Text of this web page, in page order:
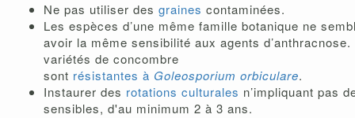
Ne pas utiliser des graines contaminées.
Les espèces d’une même famille botanique ne
avoir la même sensibilité aux agents
variétés de concombre
sont résistantes à Goleosporium orbiculare.
Instaurer des rotations culturales n’impliquant pas
sensibles, d'au minimum 2 à 3 ans.